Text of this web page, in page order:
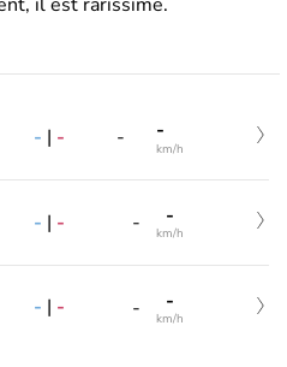
- | - - -
km/h
- | - - -
km/h
- | - - -
km/h